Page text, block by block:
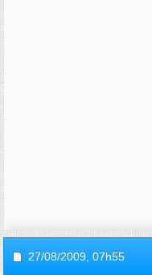
27/08/2009, 07h55